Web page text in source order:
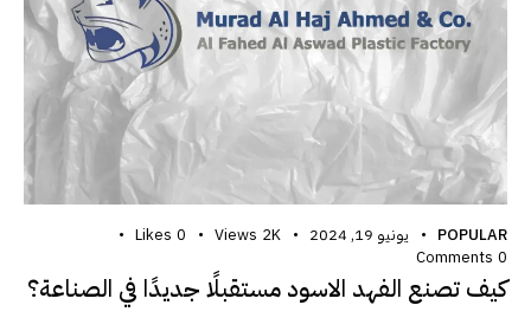
POPULAR يونيو 19, 2024 2K
Views
0
Likes
0
Comments
كيف تصنع الفهد الاسود مستقبلًا جديدًا في الصناعة؟